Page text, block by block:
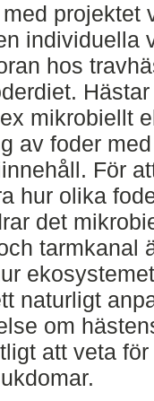
projektet
individuella
hos
mikrobiellt
av foder
För
hur olika
det
tarmkanal
naturligt
om
att veta